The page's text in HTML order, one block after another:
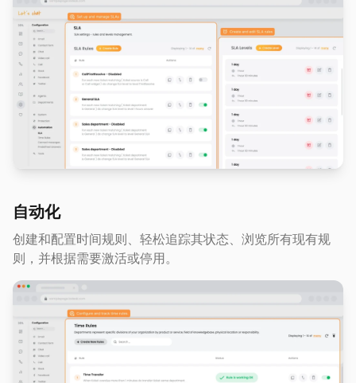
自动化
创建和配置时间规则、轻松追踪其状态、浏览所有现有规
则，并根据需要激活或停用。